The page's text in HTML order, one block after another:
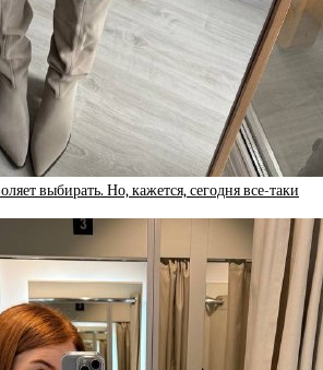
выбирать. Но, кажется, сегодня все-таки